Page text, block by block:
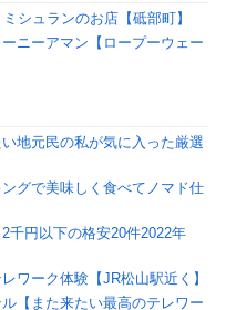
シュランのお店【砥部町】
ニーアマン【ロープーウェー
地元民の私が気に入った厳選
グで美味しく食べてノマド仕
千円以下の格安20件2022年
ワーク体験【JR松山駅近く】
【また来たい最高のテレワー